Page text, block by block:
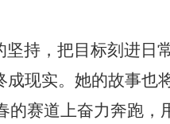
持，把目标刻进日
成现实。她的故事也
的赛道上奋力奔跑，